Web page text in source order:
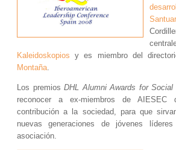
Kaleidoskopios y es miembro del
Montaña
Los premios DHL Alumni Awards for Social
reconocer a ex-miembros de AIESEC
contribución a la sociedad, para que
nuevas generaciones de jóvenes
asociación.